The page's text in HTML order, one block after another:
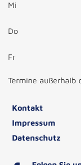
Mi
Do
Fr
Termine außerhalb
Kontakt
Impressum
Datenschutz